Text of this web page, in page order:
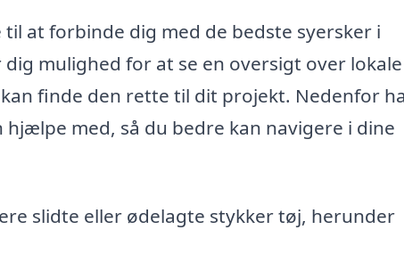
at forbinde dig med de bedste syersker i
mulighed for at se en oversigt over lokale
finde den rette til dit projekt. Nedenfor
hjælpe med, så du bedre kan navigere i dine
slidte eller ødelagte stykker tøj, herunder